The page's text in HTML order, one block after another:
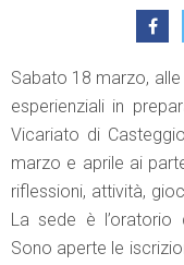
Sabato 18 marzo,
esperienziali in
Vicariato di
marzo e aprile ai
riflessioni, attività,
La sede è l’oratorio
Sono aperte le